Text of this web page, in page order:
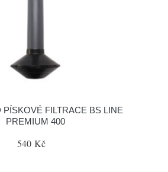
PÍSKOVÉ FILTRACE BS LINE
PREMIUM 400
540 Kč